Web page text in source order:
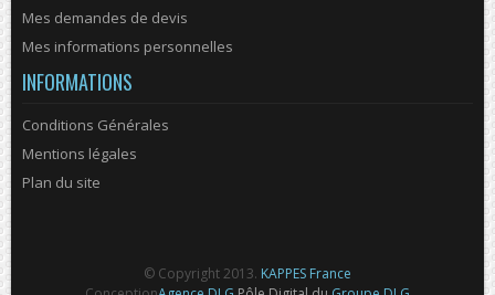
Mes demandes de devis
Mes informations personnelles
INFORMATIONS
Conditions Générales
Mentions légales
Plan du site
© Copyright 2013. KAPPES France